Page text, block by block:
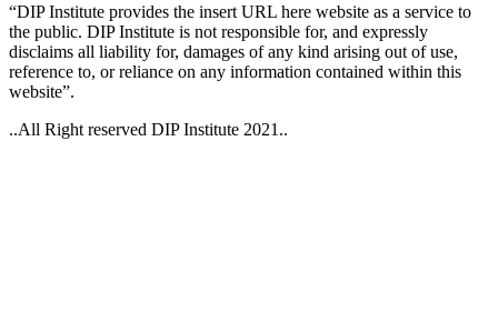
“DIP Institute provides the insert URL here website as a service to
the public. DIP Institute is not responsible for, and expressly
disclaims all liability for, damages of any kind arising out of use,
reference to, or reliance on any information contained within this
website”.
..All Right reserved DIP Institute 2021..